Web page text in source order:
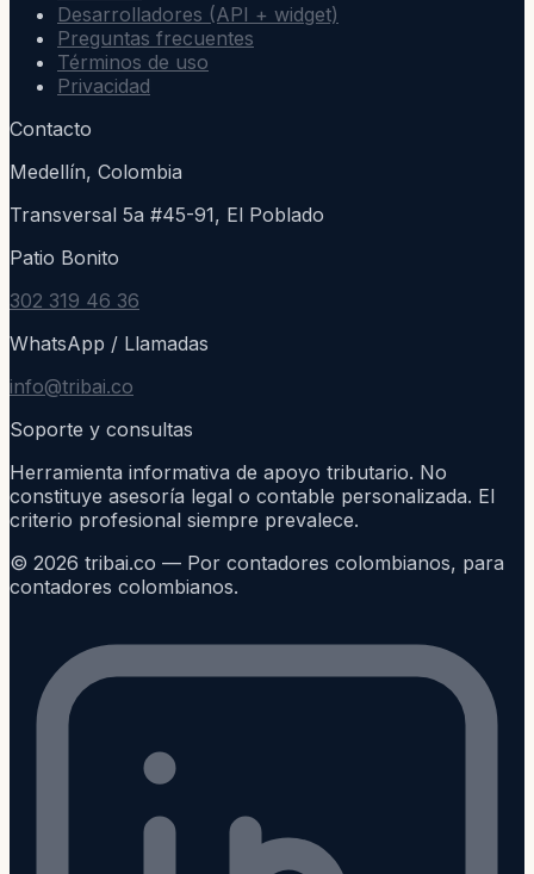
Desarrolladores (API + widget)
Preguntas frecuentes
Términos de uso
Privacidad
Contacto
Medellín, Colombia
Transversal 5a #45-91, El Poblado
Patio Bonito
302 319 46 36
WhatsApp / Llamadas
info@tribai.co
Soporte y consultas
Herramienta informativa de apoyo tributario. No
constituye asesoría legal o contable personalizada. El
criterio profesional siempre prevalece.
© 2026 tribai.co — Por contadores colombianos, para
contadores colombianos.